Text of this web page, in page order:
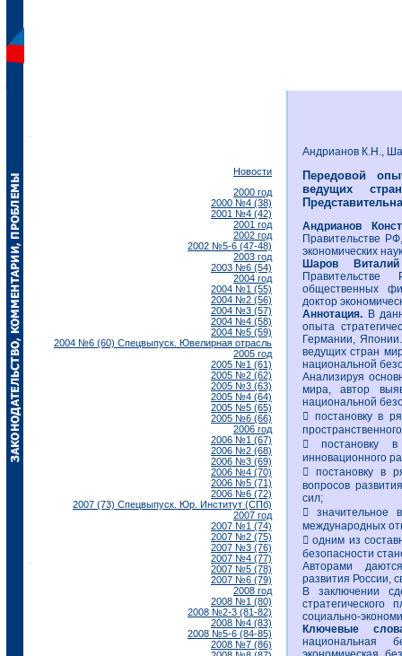
Новости
2000 год
2000 №4 (38)
2001 №4 (42)
2001 год
2002 год
2002 №5-6 (47-48)
2003 год
2003 №6 (54)
2004 год
2004 №1 (55)
2004 №2 (56)
2004 №3 (57)
2004 №4 (58)
2004 №5 (59)
2004 №6 (60) Спецвыпуск. Ювелирная отрасль
2005 год
2005 №1 (61)
2005 №2 (62)
2005 №3 (63)
2005 №4 (64)
2005 №5 (65)
2005 №6 (66)
2006 год
2006 №1 (67)
2006 №2 (68)
2006 №3 (69)
2006 №4 (70)
2006 №5 (71)
2006 №6 (72)
2007 (73) Спецвыпуск. Юр. Институт (СПб)
2007 год
2007 №1 (74)
2007 №2 (75)
2007 №3 (76)
2007 №4 (77)
2007 №5 (78)
2007 №6 (79)
2008 год
2008 №1 (80)
2008 №2-3 (81-82)
2008 №4 (83)
2008 №5-6 (84-85)
2008 №7 (86)
Андрианов К.Н.,
Передовой
ведущих
Андрианов
Правительстве
экономических
Шаров
общественных
доктор
Аннотация. В
опыта
Германии,
ведущих стран
национальной
Анализируя
мира, автор
национальной
 постановку в
 постановку в
инновационного
 постановку в
вопросов
сил;
 значительное
международных
 одним из
безопасности
Авторами
развития России,
В заключении
социально-
Ключевые
национальная